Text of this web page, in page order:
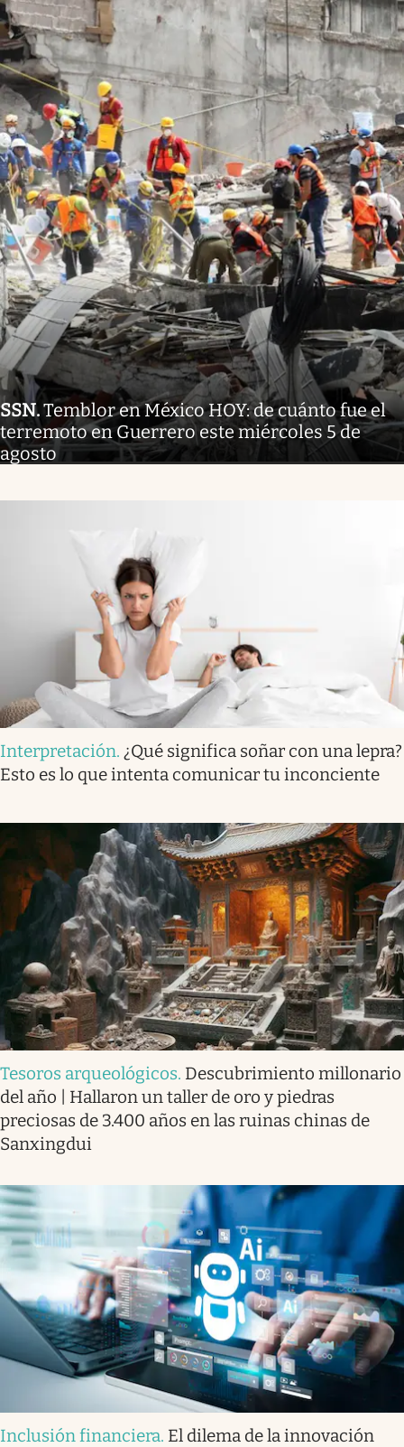
SSN.Temblor en México HOY: de cuánto fue el
terremoto en Guerrero este miércoles 5 de
agosto
Interpretación. ¿Qué significa soñar con una lepra?
Esto es lo que intenta comunicar tu inconciente
Tesoros arqueológicos. Descubrimiento millonario
del año | Hallaron un taller de oro y piedras
preciosas de 3.400 años en las ruinas chinas de
Sanxingdui
Inclusión financiera. El dilema de la innovación